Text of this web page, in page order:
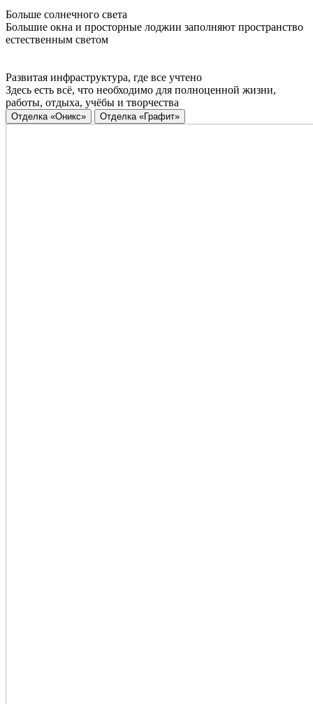
Больше солнечного света
Большие окна и просторные лоджии заполняют пространство
естественным светом
Развитая инфраструктура, где все учтено
Здесь есть всё, что необходимо для полноценной жизни,
работы, отдыха, учёбы и творчества
Отделка «Оникс» Отделка «Графит»